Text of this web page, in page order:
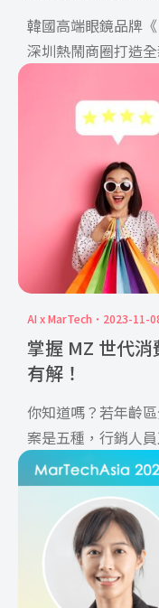
韓國高端眼鏡品牌
深圳熱鬧商圈打造
內，高達一層樓的
場，彷彿踏進了一
過空間設計融合視
域，加上與人氣韓
出的聯名系列「
》成功在社群掀起
也吸引絡繹不絕的
讓我們一起從這場
AI x MarTech 2023-11-
掌握 MZ 世代
有解！
你知道嗎？若年齡
案是五種，行銷人
Ｘ、Y、Z、A […]